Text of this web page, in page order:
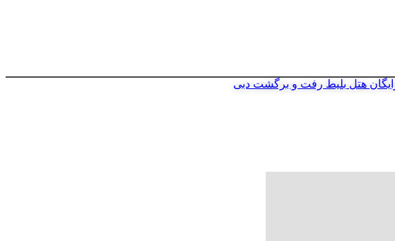
بلیط رفت و برگشت دبی